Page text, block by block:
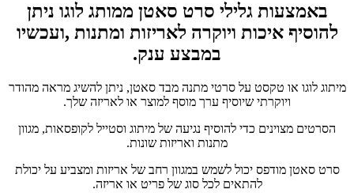
באמצעות גלילי סרט סאטן ממותג לוגו ניתן
להוסיף איכות ויוקרה לאריזות ומתנות ,ועכשיו
במבצע ענק.
מיתוג לוגו או טקסט על סרטי מתנה מבד סאטן, ניתן להשיג מראה מהודר
ויוקרתי שיוסיף ערך מוסף למוצר או לאריזה שלך.
הסרטים מצוינים כדי להוסיף נגיעה של מיתוג וסטייל לקופסאות, מגוון
מתנות ואריזות שונות.
סרט סאטן מודפס יכול לשמש במגוון רחב של אריזות ומצביע על יכולת
להתאים לכל סוג של פריט או אריזה.